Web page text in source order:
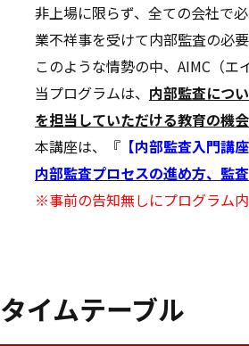
非上場に限らず、全ての会社で
業不祥事を受けて内部監査の必
このような情勢の中、AIMC（エ
当プログラムは、 内部監査につ
を担当していただける教育の機
本講座は、『 【内部監査入門講
内部監査プロセスの進め方、監
※事前の告知無しにプログラム
タイムテーブル